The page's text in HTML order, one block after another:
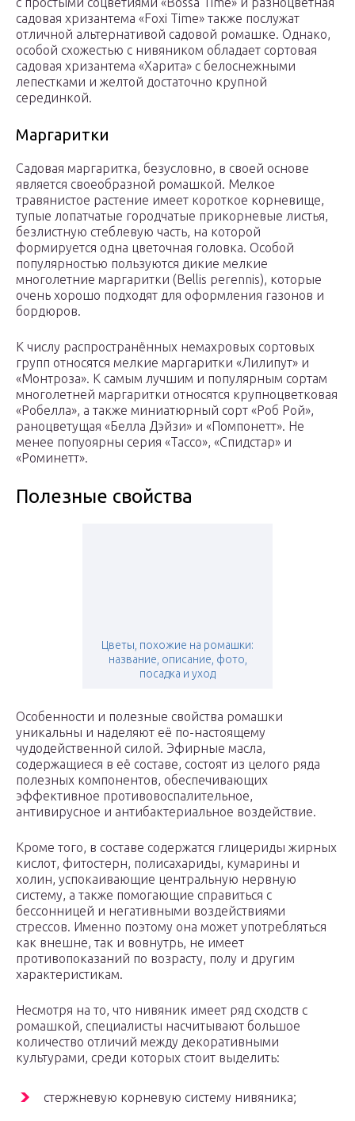
садовая хризантема «Foxi Time» также послужат
отличной альтернативой садовой ромашке. Однако,
особой схожестью с нивяником обладает сортовая
садовая хризантема «Харита» с белоснежными
лепестками и желтой достаточно крупной
серединкой.
Маргаритки
Садовая маргаритка, безусловно, в своей основе
является своеобразной ромашкой. Мелкое
травянистое растение имеет короткое корневище,
тупые лопатчатые городчатые прикорневые листья,
безлистную стеблевую часть, на которой
формируется одна цветочная головка. Особой
популярностью пользуются дикие мелкие
многолетние маргаритки (Веllis реrеnnis), которые
очень хорошо подходят для оформления газонов и
бордюров.
К числу распространённых немахровых сортовых
групп относятся мелкие маргаритки «Лилипут» и
«Монтроза». К самым лучшим и популярным сортам
многолетней маргаритки относятся крупноцветковая
«Робелла», а также миниатюрный сорт «Роб Рой»,
раноцветущая «Белла Дэйзи» и «Помпонетт». Не
менее попуоярны серия «Тассо», «Спидстар» и
«Роминетт».
Полезные свойства
Цветы, похожие на ромашки:
название, описание, фото,
посадка и уход
Особенности и полезные свойства ромашки
уникальны и наделяют её по-настоящему
чудодейственной силой. Эфирные масла,
содержащиеся в её составе, состоят из целого ряда
полезных компонентов, обеспечивающих
эффективное противовоспалительное,
антивирусное и антибактериальное воздействие.
Кроме того, в составе содержатся глицериды жирных
кислот, фитостерн, полисахариды, кумарины и
холин, успокаивающие центральную нервную
систему, а также помогающие справиться с
бессонницей и негативными воздействиями
стрессов. Именно поэтому она может употребляться
как внешне, так и вовнутрь, не имеет
противопоказаний по возрасту, полу и другим
характеристикам.
Несмотря на то, что нивяник имеет ряд сходств с
ромашкой, специалисты насчитывают большое
количество отличий между декоративными
культурами, среди которых стоит выделить:
стержневую корневую систему нивяника;